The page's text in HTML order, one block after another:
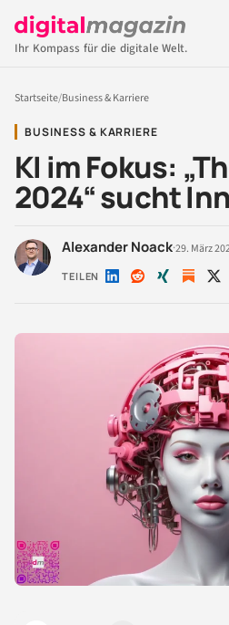
Ihr Kompass für die digitale Welt.
Startseite/Business & Karriere
BUSINESS & KARRIERE
KI im Fokus:
2024“ sucht
Alexander Noack·29. März
TEILEN Auf Auf Auf